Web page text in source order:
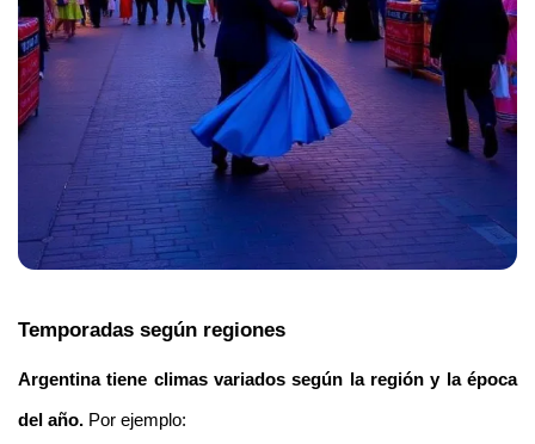
Temporadas según regiones
Argentina tiene climas variados según la región y la época
del año. Por ejemplo: